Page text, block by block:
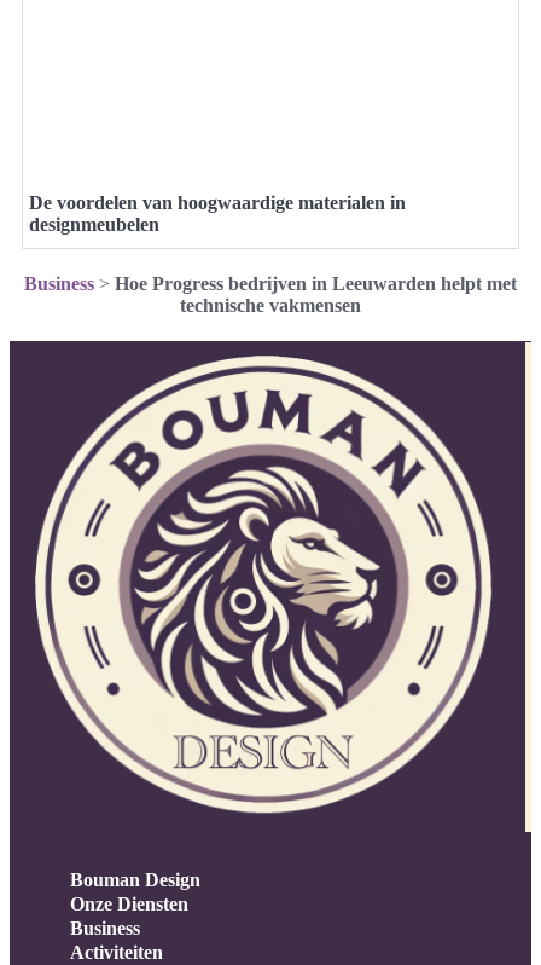
De voordelen van hoogwaardige materialen in
designmeubelen
Business > Hoe Progress bedrijven in Leeuwarden helpt met
technische vakmensen
Bouman Design
Onze Diensten
Business
Activiteiten